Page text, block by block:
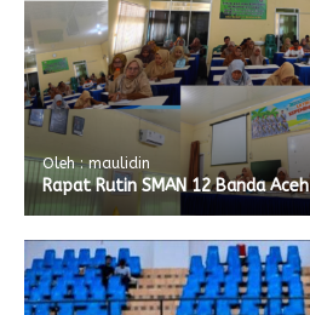
Oleh : maulidin
Rapat Rutin SMAN 12 Banda Aceh